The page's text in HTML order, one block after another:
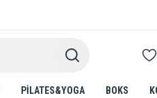
PILATES&YOGA BOKS